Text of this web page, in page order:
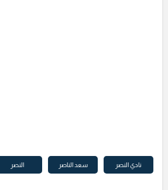
نادي النصر سعد الناصر النصر